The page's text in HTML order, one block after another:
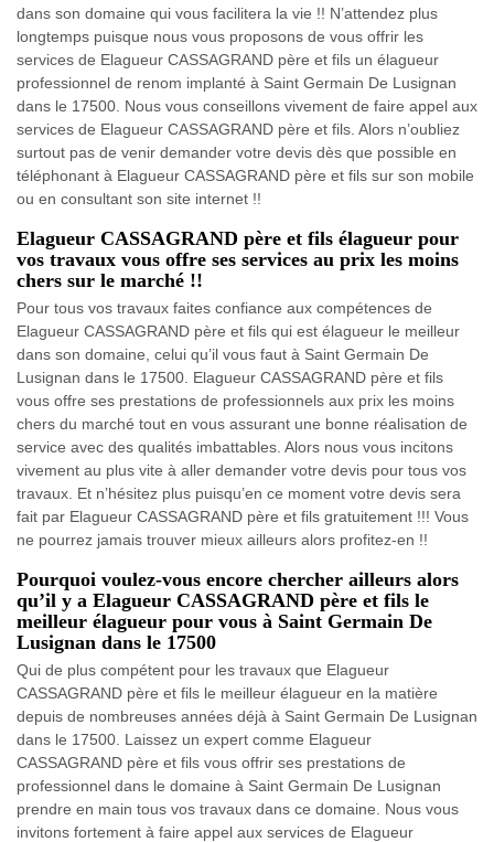
dans son domaine qui vous facilitera la vie !! N’attendez plus
longtemps puisque nous vous proposons de vous offrir les
services de Elagueur CASSAGRAND père et fils un élagueur
professionnel de renom implanté à Saint Germain De Lusignan
dans le 17500. Nous vous conseillons vivement de faire appel aux
services de Elagueur CASSAGRAND père et fils. Alors n’oubliez
surtout pas de venir demander votre devis dès que possible en
téléphonant à Elagueur CASSAGRAND père et fils sur son mobile
ou en consultant son site internet !!
Elagueur CASSAGRAND père et fils élagueur pour
vos travaux vous offre ses services au prix les moins
chers sur le marché !!
Pour tous vos travaux faites confiance aux compétences de
Elagueur CASSAGRAND père et fils qui est élagueur le meilleur
dans son domaine, celui qu’il vous faut à Saint Germain De
Lusignan dans le 17500. Elagueur CASSAGRAND père et fils
vous offre ses prestations de professionnels aux prix les moins
chers du marché tout en vous assurant une bonne réalisation de
service avec des qualités imbattables. Alors nous vous incitons
vivement au plus vite à aller demander votre devis pour tous vos
travaux. Et n’hésitez plus puisqu’en ce moment votre devis sera
fait par Elagueur CASSAGRAND père et fils gratuitement !!! Vous
ne pourrez jamais trouver mieux ailleurs alors profitez-en !!
Pourquoi voulez-vous encore chercher ailleurs alors
qu’il y a Elagueur CASSAGRAND père et fils le
meilleur élagueur pour vous à Saint Germain De
Lusignan dans le 17500
Qui de plus compétent pour les travaux que Elagueur
CASSAGRAND père et fils le meilleur élagueur en la matière
depuis de nombreuses années déjà à Saint Germain De Lusignan
dans le 17500. Laissez un expert comme Elagueur
CASSAGRAND père et fils vous offrir ses prestations de
professionnel dans le domaine à Saint Germain De Lusignan
prendre en main tous vos travaux dans ce domaine. Nous vous
invitons fortement à faire appel aux services de Elagueur